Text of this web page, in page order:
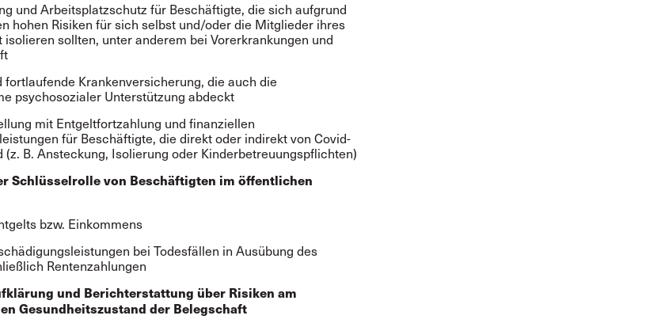
und Arbeitsplatzschutz für Beschäftigte, die sich aufgrund
hohen Risiken für sich selbst und/oder die Mitglieder ihres
isolieren sollten, unter anderem bei Vorerkrankungen und
fortlaufende Krankenversicherung, die auch die
psychosozialer Unterstützung abdeckt
mit Entgeltfortzahlung und finanziellen
für Beschäftigte, die direkt oder indirekt von Covid-
(z. B. Ansteckung, Isolierung oder Kinderbetreuungspflichten)
Schlüsselrolle von Beschäftigten im öffentlichen
bzw. Einkommens
bei Todesfällen in Ausübung des
Rentenzahlungen
und Berichterstattung über Risiken am
Gesundheitszustand der Belegschaft